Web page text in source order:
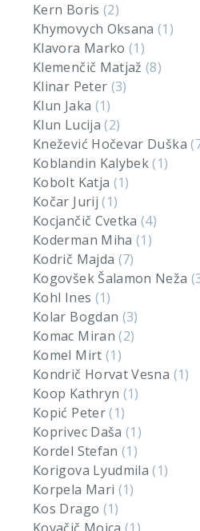
Kern Boris (2)
Khymovych Oksana(1)
Klavora Marko(1)
Klemenčič Matjaž(8)
Klinar Peter (3)
Klun Jaka (1)
Klun Lucija(2)
Knežević Hočevar Duška
Koblandin Kalybek(1)
Kobolt Katja (1)
Kočar Jurij(1)
Kocjančič Cvetka(4)
Koderman Miha(1)
Kodrič Majda (7)
Kogovšek Šalamon Neža
Kohl Ines (1)
Kolar Bogdan (3)
Komac Miran(2)
Komel Mirt (1)
Kondrič Horvat Vesna (1)
Koop Kathryn (1)
Kopić Peter(1)
Koprivec Daša(1)
Kordel Stefan(1)
Korigova Lyudmila(1)
Korpela Mari (1)
Kos Drago (1)